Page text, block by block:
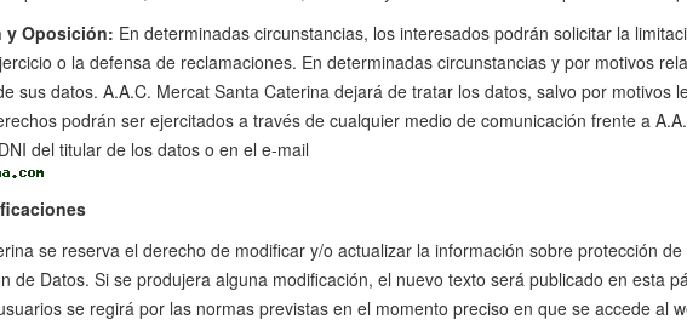
y Oposición: En determinadas circunstancias, los interesados podrán solicitar la
o la defensa de reclamaciones. En determinadas circunstancias y por motivos
sus datos. A.A.C. Mercat Santa Caterina dejará de tratar los datos, salvo por motivos
podrán ser ejercitados a través de cualquier medio de comunicación frente a
del titular de los datos o en el e-mail
se reserva el derecho de modificar y/o actualizar la información sobre protección
de Datos. Si se produjera alguna modificación, el nuevo texto será publicado en esta
se regirá por las normas previstas en el momento preciso en que se accede al